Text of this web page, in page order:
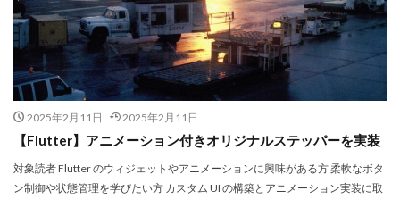
2025年2月11日 2025年2月11日
【Flutter】アニメーション付きオリジナルステッパーを実装
対象読者 Flutter のウィジェットやアニメーションに興味がある方 柔軟なボタ
ン制御や状態管理を学びたい方 カスタム UI の構築とアニメーション実装に取